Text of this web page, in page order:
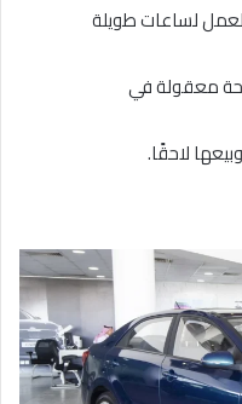
لساعات طويلة
معقولة في
لاحقًا.